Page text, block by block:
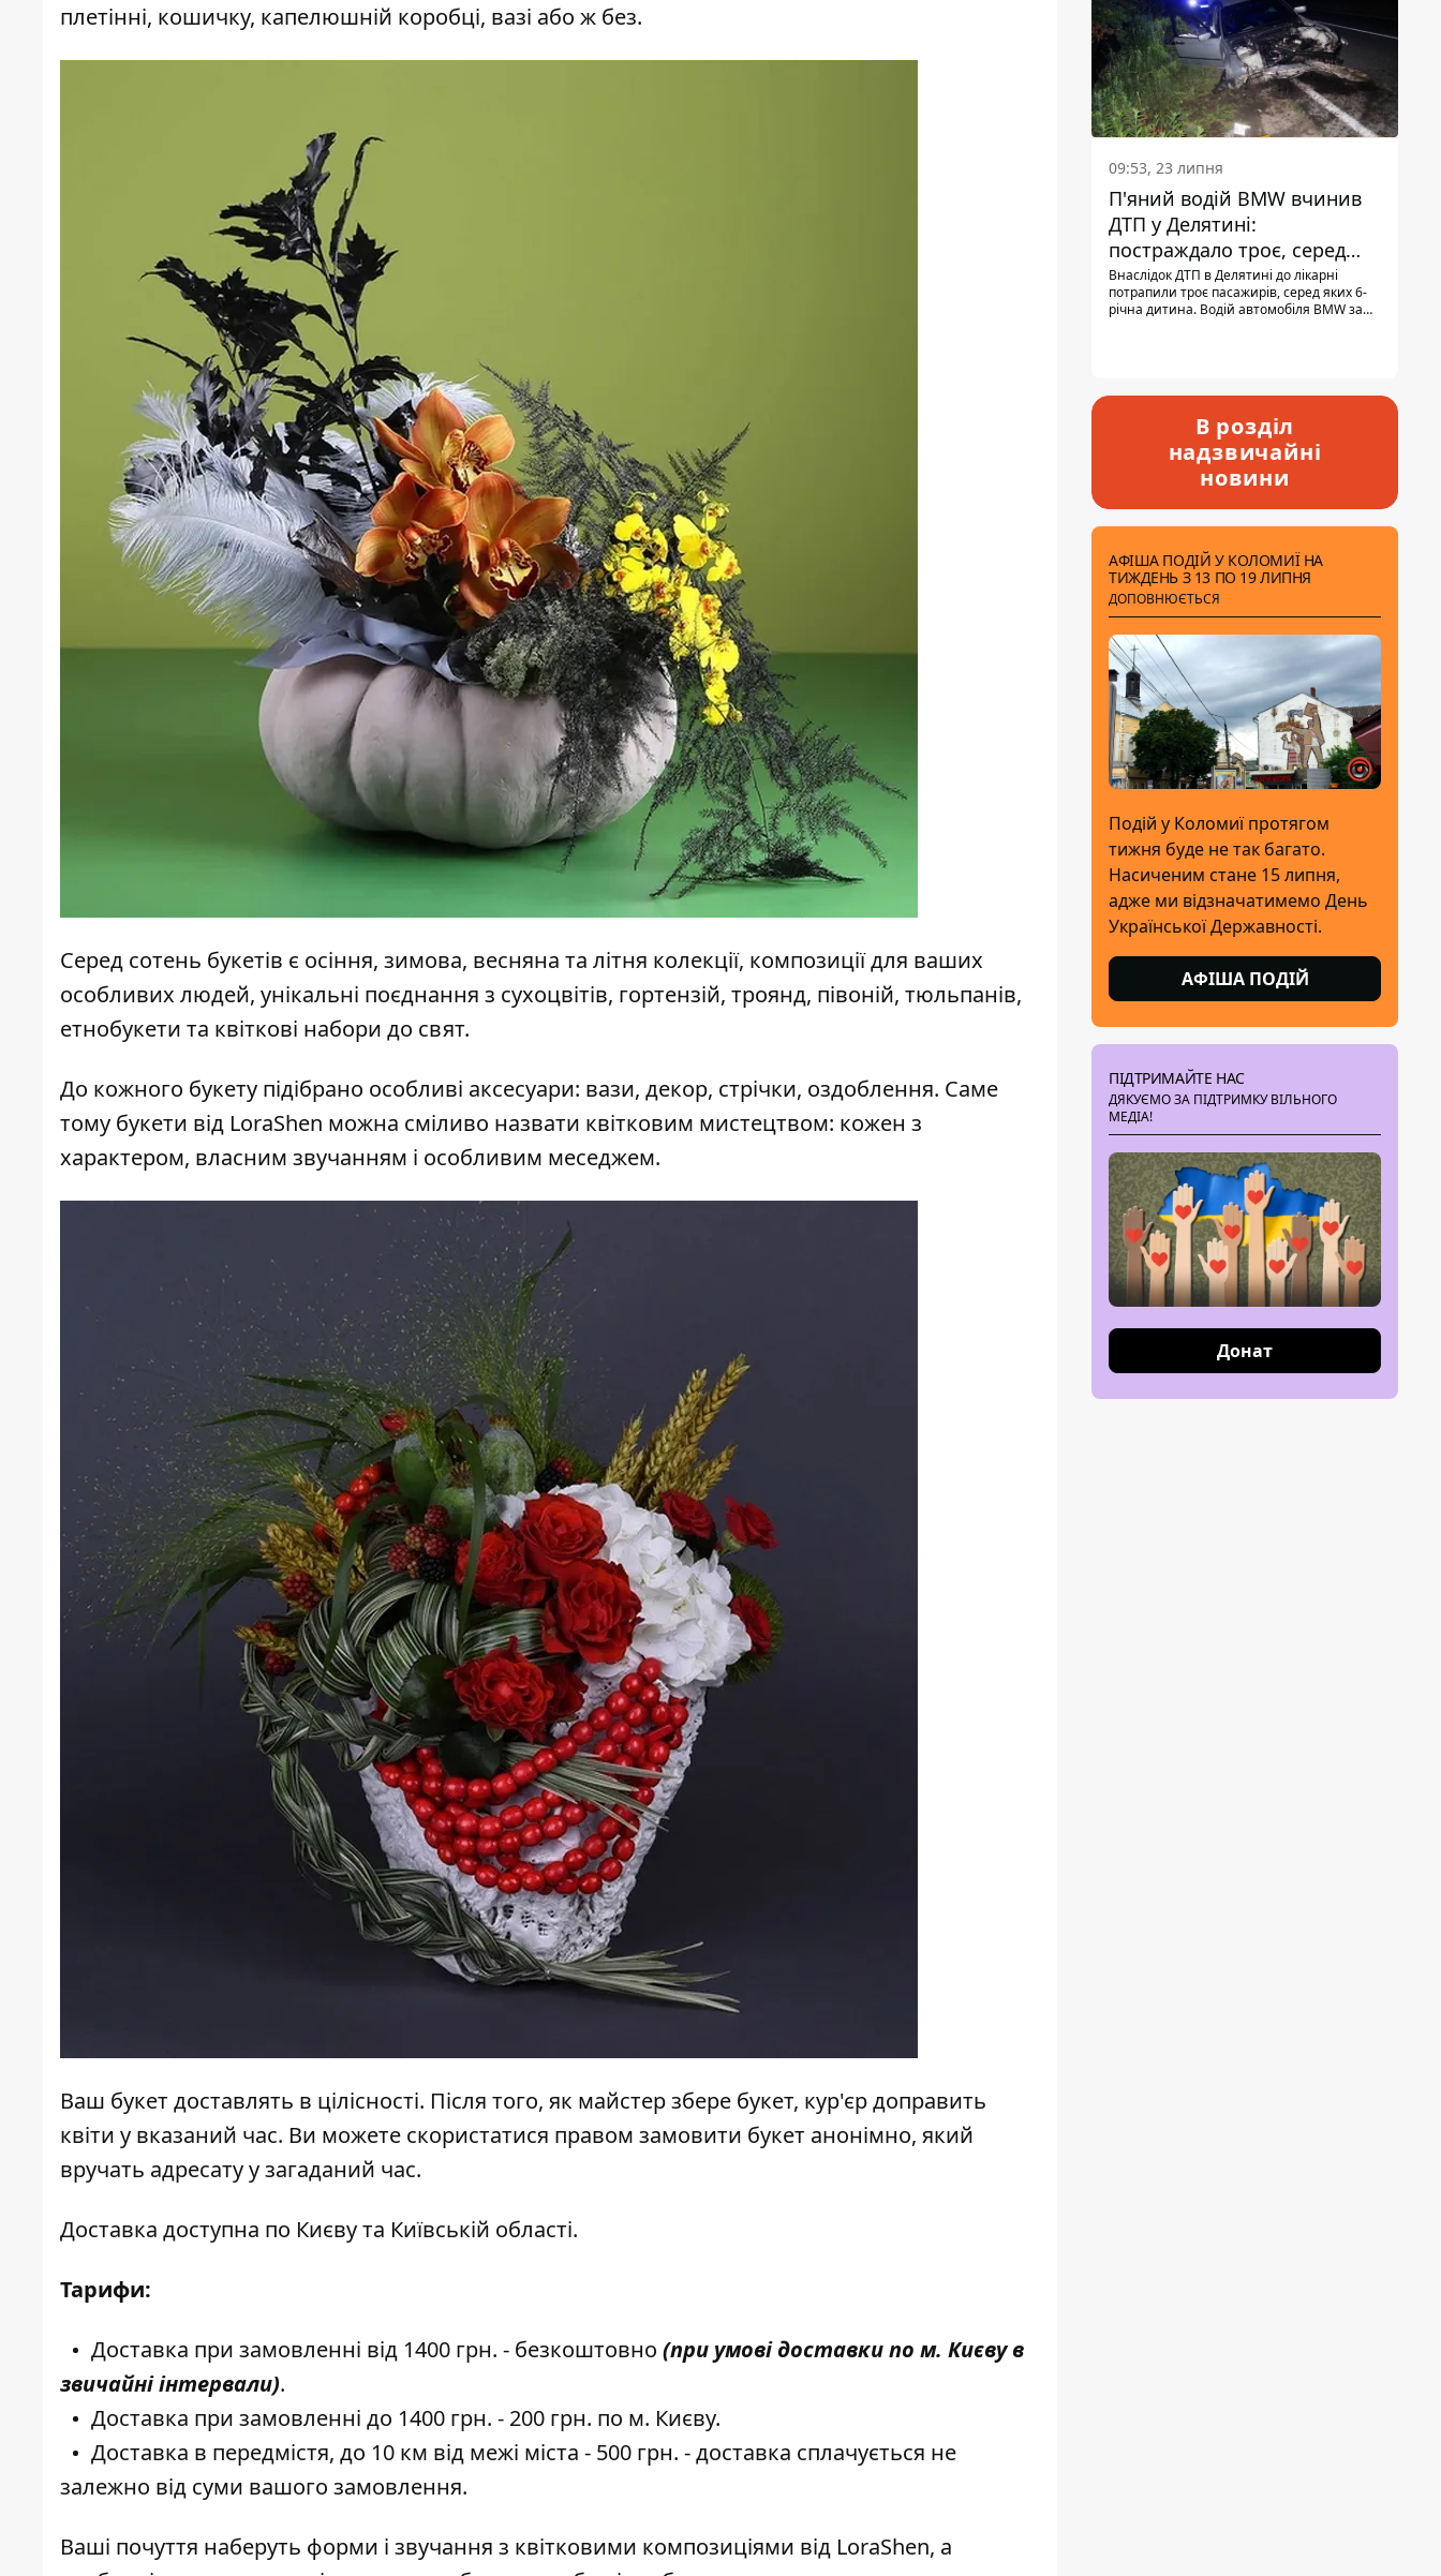
плетінні, кошичку, капелюшній коробці, вазі або ж без.
Серед сотень букетів є осіння, зимова, весняна та літня колекції, композиції для ваших
особливих людей, унікальні поєднання з сухоцвітів, гортензій, троянд, півоній, тюльпанів,
етнобукети та квіткові набори до свят.
До кожного букету підібрано особливі аксесуари: вази, декор, стрічки, оздоблення. Саме
тому букети від LoraShen можна сміливо назвати квітковим мистецтвом: кожен з
характером, власним звучанням і особливим меседжем.
Ваш букет доставлять в цілісності. Після того, як майстер збере букет, кур'єр доправить
квіти у вказаний час. Ви можете скористатися правом замовити букет анонімно, який
вручать адресату у загаданий час.
Доставка доступна по Києву та Київській області.
Тарифи:
Доставка при замовленні від 1400 грн. - безкоштовно (при умові доставки по м. Києву в
звичайні інтервали).
Доставка при замовленні до 1400 грн. - 200 грн. по м. Києву.
Доставка в передмістя, до 10 км від межі міста - 500 грн. - доставка сплачується не
залежно від суми вашого замовлення.
Ваші почуття наберуть форми і звучання з квітковими композиціями від LoraShen, а
09:53, 23 липня
П'яний водій BMW вчинив
ДТП у Делятині:
постраждало троє, серед
них - дитина
Внаслідок ДТП в Делятині до лікарні
потрапили троє пасажирів, серед яких 6-
річна дитина. Водій автомобіля BMW за
В розділ
надзвичайні
новини
АФІША ПОДІЙ У КОЛОМИЇ НА
ТИЖДЕНЬ З 13 ПО 19 ЛИПНЯ
ДОПОВНЮЄТЬСЯ
Подій у Коломиї протягом
тижня буде не так багато.
Насиченим стане 15 липня,
адже ми відзначатимемо День
Української Державності.
АФІША ПОДІЙ
ПІДТРИМАЙТЕ НАС
ДЯКУЄМО ЗА ПІДТРИМКУ ВІЛЬНОГО
МЕДІА!
Донат